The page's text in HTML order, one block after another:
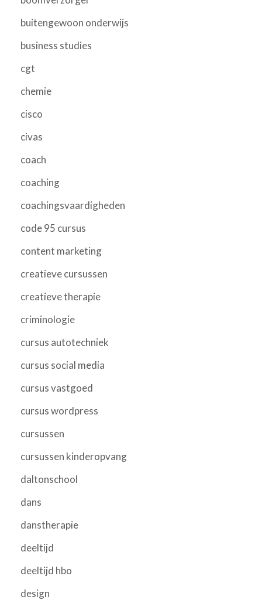
buitengewoon onderwijs
business studies
cgt
chemie
cisco
civas
coach
coaching
coachingsvaardigheden
code 95 cursus
content marketing
creatieve cursussen
creatieve therapie
criminologie
cursus autotechniek
cursus social media
cursus vastgoed
cursus wordpress
cursussen
cursussen kinderopvang
daltonschool
dans
danstherapie
deeltijd
deeltijd hbo
design